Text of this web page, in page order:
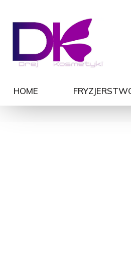
HOME